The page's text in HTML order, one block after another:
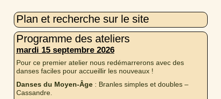
Plan et recherche sur le site
Programme des ateliers
mardi 15 septembre 2026
Pour ce premier atelier nous redémarrerons avec des
danses faciles pour accueillir les nouveaux !
Danses du Moyen-Âge: Branles simples et doubles –
Cassandre.